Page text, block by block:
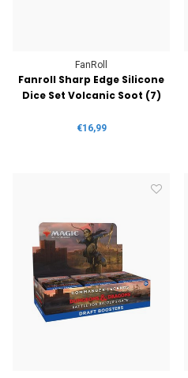
FanRoll
Fanroll Sharp Edge Silicone
Dice Set Volcanic Soot (7)
€16,99